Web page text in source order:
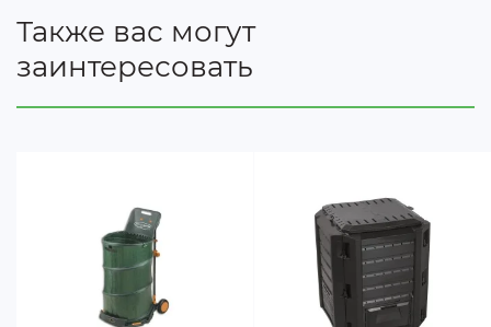
Также вас могут
заинтересовать